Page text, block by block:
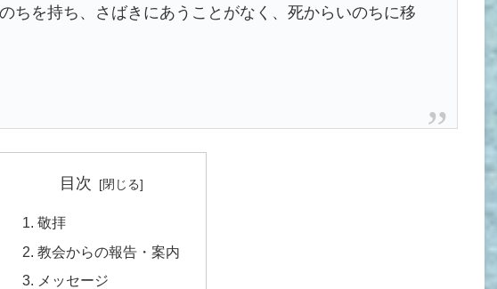
ちを持ち、さばきにあうことがなく、死からいのちに移
目次
敬拝
教会からの報告・案内
メッセージ